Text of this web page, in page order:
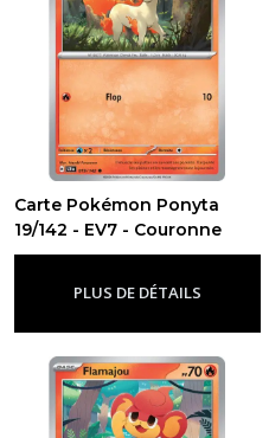
Carte Pokémon Ponyta
19/142 - EV7 - Couronne
Stellaire-Ev7 - Couronne Stellaire
PLUS DE DÉTAILS